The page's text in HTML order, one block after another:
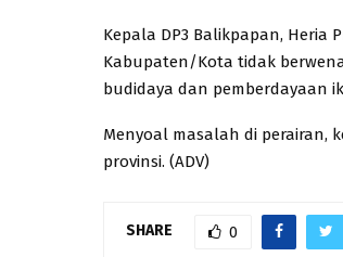
Kepala DP3 Balikpapan,
Kabupaten/Kota tidak
budidaya dan pemberdayaan
Menyoal masalah di perairan,
provinsi. (ADV)
SHARE 0